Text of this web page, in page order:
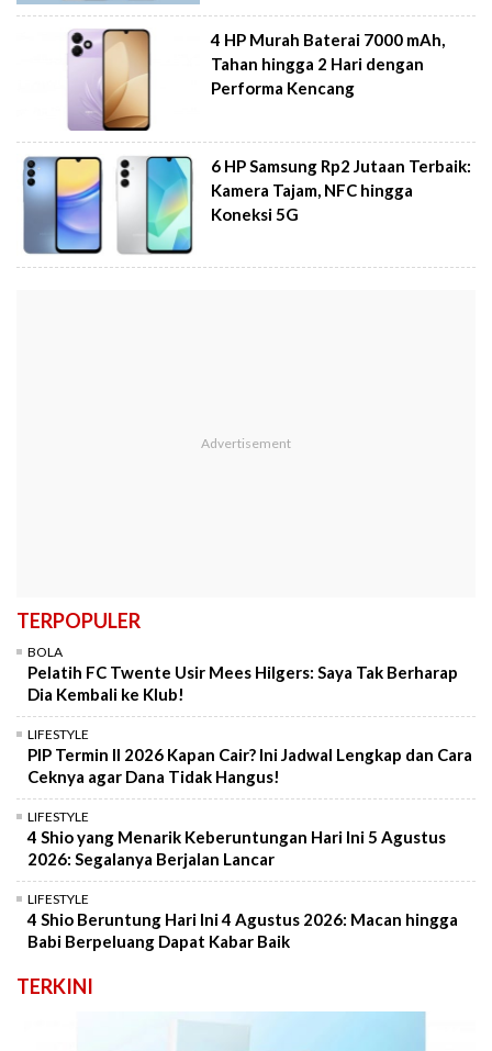
4 HP Murah Baterai 7000 mAh,
Tahan hingga 2 Hari dengan
Performa Kencang
6 HP Samsung Rp2 Jutaan Terbaik:
Kamera Tajam, NFC hingga
Koneksi 5G
TERPOPULER
BOLA
Pelatih FC Twente Usir Mees Hilgers: Saya Tak Berharap
Dia Kembali ke Klub!
LIFESTYLE
PIP Termin II 2026 Kapan Cair? Ini Jadwal Lengkap dan Cara
Ceknya agar Dana Tidak Hangus!
LIFESTYLE
4 Shio yang Menarik Keberuntungan Hari Ini 5 Agustus
2026: Segalanya Berjalan Lancar
LIFESTYLE
4 Shio Beruntung Hari Ini 4 Agustus 2026: Macan hingga
Babi Berpeluang Dapat Kabar Baik
TERKINI